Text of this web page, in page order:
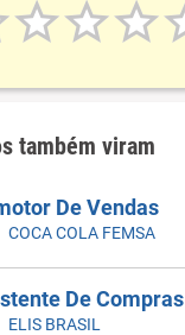
também viram
De Vendas
COCA COLA FEMSA
De Compras
ELIS BRASIL